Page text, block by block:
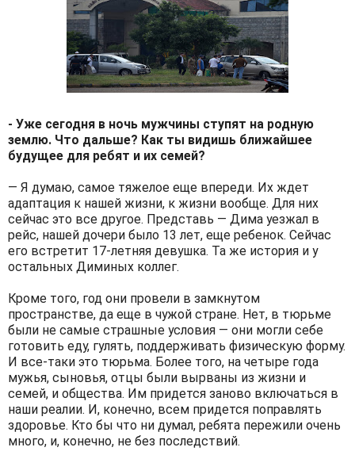
- Уже сегодня в ночь мужчины ступят на родную
землю. Что дальше? Как ты видишь ближайшее
будущее для ребят и их семей?
— Я думаю, самое тяжелое еще впереди. Их ждет
адаптация к нашей жизни, к жизни вообще. Для них
сейчас это все другое. Представь — Дима уезжал в
рейс, нашей дочери было 13 лет, еще ребенок. Сейчас
его встретит 17-летняя девушка. Та же история и у
остальных Диминых коллег.
Кроме того, год они провели в замкнутом
пространстве, да еще в чужой стране. Нет, в тюрьме
были не самые страшные условия — они могли себе
готовить еду, гулять, поддерживать физическую форму.
И все-таки это тюрьма. Более того, на четыре года
мужья, сыновья, отцы были вырваны из жизни и
семей, и общества. Им придется заново включаться в
наши реалии. И, конечно, всем придется поправлять
здоровье. Кто бы что ни думал, ребята пережили очень
много, и, конечно, не без последствий.